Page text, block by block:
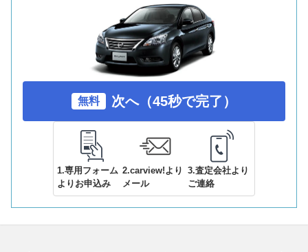
無料 次へ（45秒で完了）
1.専用フォーム
よりお申込み
2.carview!より
メール
3.査定会社より
ご連絡